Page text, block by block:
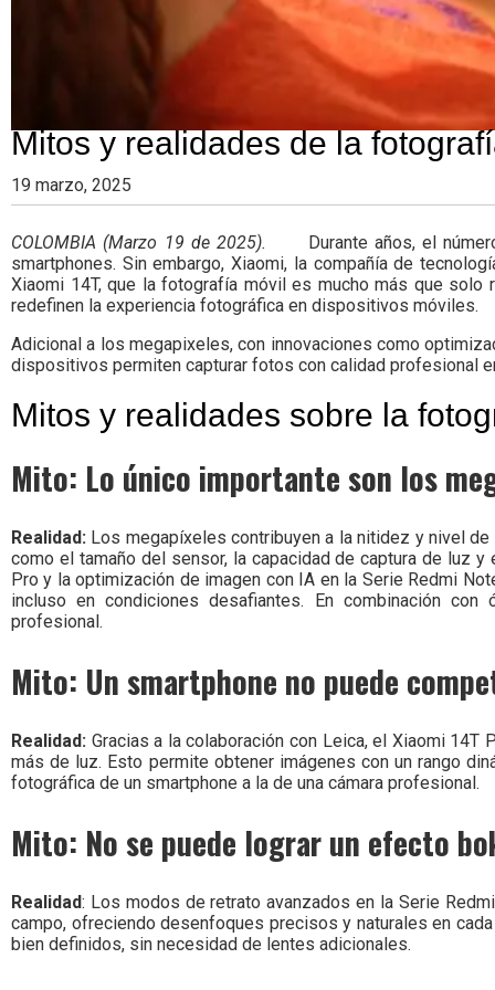
Mitos y realidades de la
19 marzo, 2025
COLOMBIA (Marzo 19 de 2025). Durante años, el
smartphones. Sin embargo, Xiaomi, la compañía de
Xiaomi 14T, que la fotografía móvil es mucho más que
redefinen la experiencia fotográfica en dispositivos móviles.
Adicional a los megapixeles, con innovaciones como
dispositivos permiten capturar fotos con calidad profesional
Mitos y realidades sobre la
Mito: Lo único importante son los
Realidad: Los megapíxeles contribuyen a la nitidez y nivel
como el tamaño del sensor, la capacidad de captura de luz
Pro y la optimización de imagen con IA en la Serie Redmi
incluso en condiciones desafiantes. En combinación
profesional.
Mito: Un smartphone no puede
Realidad: Gracias a la colaboración con Leica, el Xiaomi
más de luz. Esto permite obtener imágenes con un rango
fotográfica de un smartphone a la de una cámara profesional.
Mito: No se puede lograr un efecto
Realidad: Los modos de retrato avanzados en la Serie
campo, ofreciendo desenfoques precisos y naturales en
bien definidos, sin necesidad de lentes adicionales.